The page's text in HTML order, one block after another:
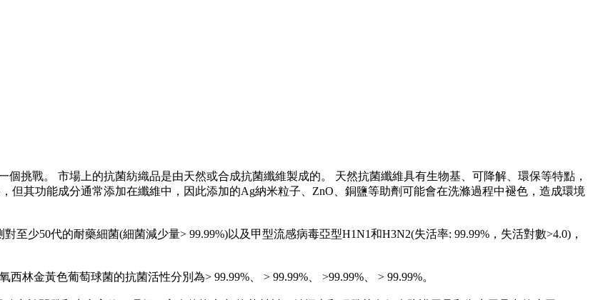
挑戰。 市場上的抗菌紡織品是由天然或合成抗菌纖維製成的。 天然抗菌纖維具有生物基、可降解、環保等特點，
但其功能成分通常添加在纖維中，因此添加的Ag納米粒子、ZnO、銅鹽等助劑可能會在洗滌過程中褪色，造成環境
少50代的耐藥細菌(細菌減少量> 99.99%)以及甲型流感病毒亞型H1N1和H3N2(失活率: 99.99%，失活對數>4.0)，
林金黃色葡萄球菌的抗菌活性分別為> 99.99%、 > 99.99%、 >99.99%、 > 99.99%。